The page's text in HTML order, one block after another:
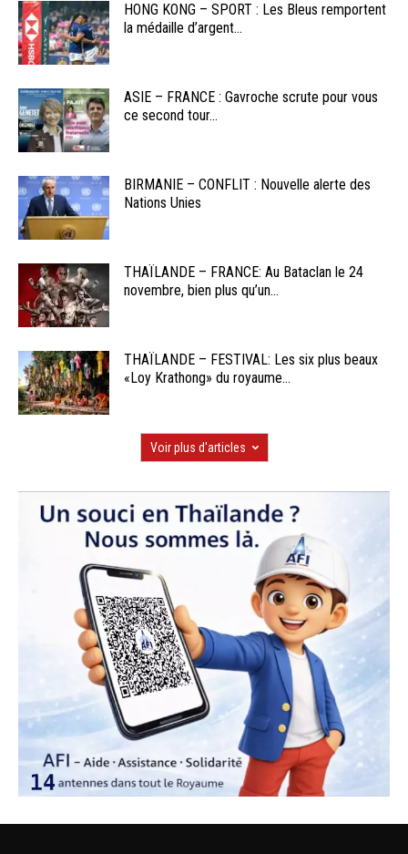
HONG KONG – SPORT : Les Bleus remportent
la médaille d’argent...
ASIE – FRANCE : Gavroche scrute pour vous
ce second tour...
BIRMANIE – CONFLIT : Nouvelle alerte des
Nations Unies
THAÏLANDE – FRANCE: Au Bataclan le 24
novembre, bien plus qu’un...
THAÏLANDE – FESTIVAL: Les six plus beaux
«Loy Krathong» du royaume...
Voir plus d'articles